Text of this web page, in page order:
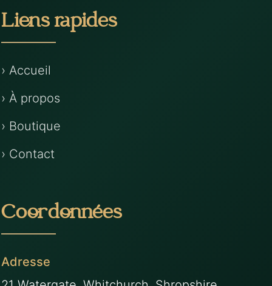
Liens rapides
› Accueil
› À propos
› Boutique
› Contact
Coordonnées
Adresse